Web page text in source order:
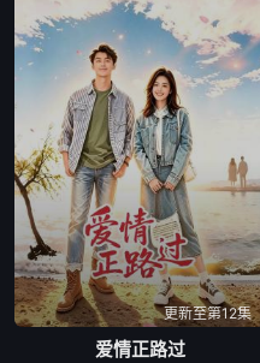
更新至第12集
爱情正路过